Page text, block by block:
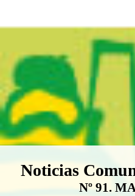
Boletín
Noticias
Nº 91.